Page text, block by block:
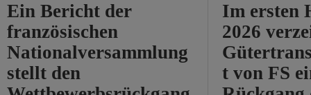
Ein Bericht der
französischen
Nationalversammlung
stellt den
Im ersten
2026
t von FS